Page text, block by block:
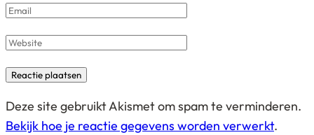
Email*
Website
Deze site gebruikt Akismet om spam te verminderen.
Bekijk hoe je reactie gegevens worden verwerkt.